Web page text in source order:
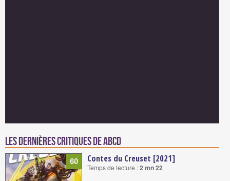
Les dernières critiques de ABCD
60 Contes du Creuset [2021]
Temps de lecture :2 mn 22